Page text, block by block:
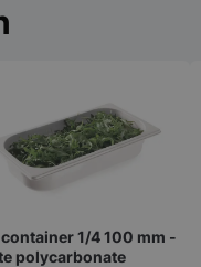
1/4 100 mm -
polycarbonate